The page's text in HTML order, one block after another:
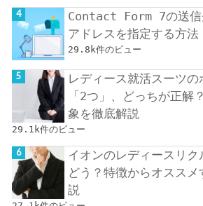
Contact Form 7の送信
アドレスを指定する方
29.8k件のビュー
レディース就活スーツの
「2つ」、どっちが正解
象を徹底解説
29.1k件のビュー
イオンのレディースリク
どう？特徴からオスス
説